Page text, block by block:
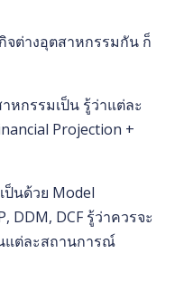
จต่างอุตสาหกรรมกัน ก็
หกรรมเป็น รู้ว่าแต่ละ
Projection +
ป็นด้วย Model
DDM, DCF รู้ว่าควรจะ
แต่ละสถานการณ์